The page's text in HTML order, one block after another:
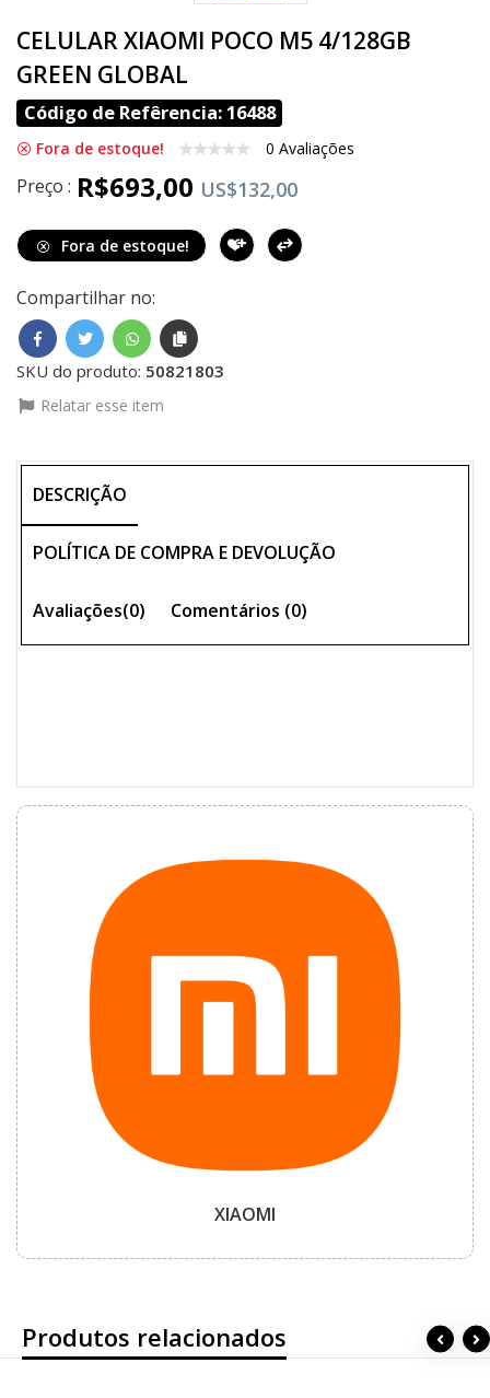
CELULAR XIAOMI POCO M5 4/128GB
GREEN GLOBAL
Código de Refêrencia: 16488
Fora de estoque! 0 Avaliações
Preço : R$693,00 US$132,00
Fora de estoque!
Compartilhar no:
SKU do produto: 50821803
Relatar esse item
DESCRIÇÃO
POLÍTICA DE COMPRA E DEVOLUÇÃO
Avaliações(0) Comentários (0)
XIAOMI
Produtos relacionados